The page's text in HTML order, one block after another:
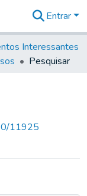
Entrar
Interessantes
Pesquisar
11925